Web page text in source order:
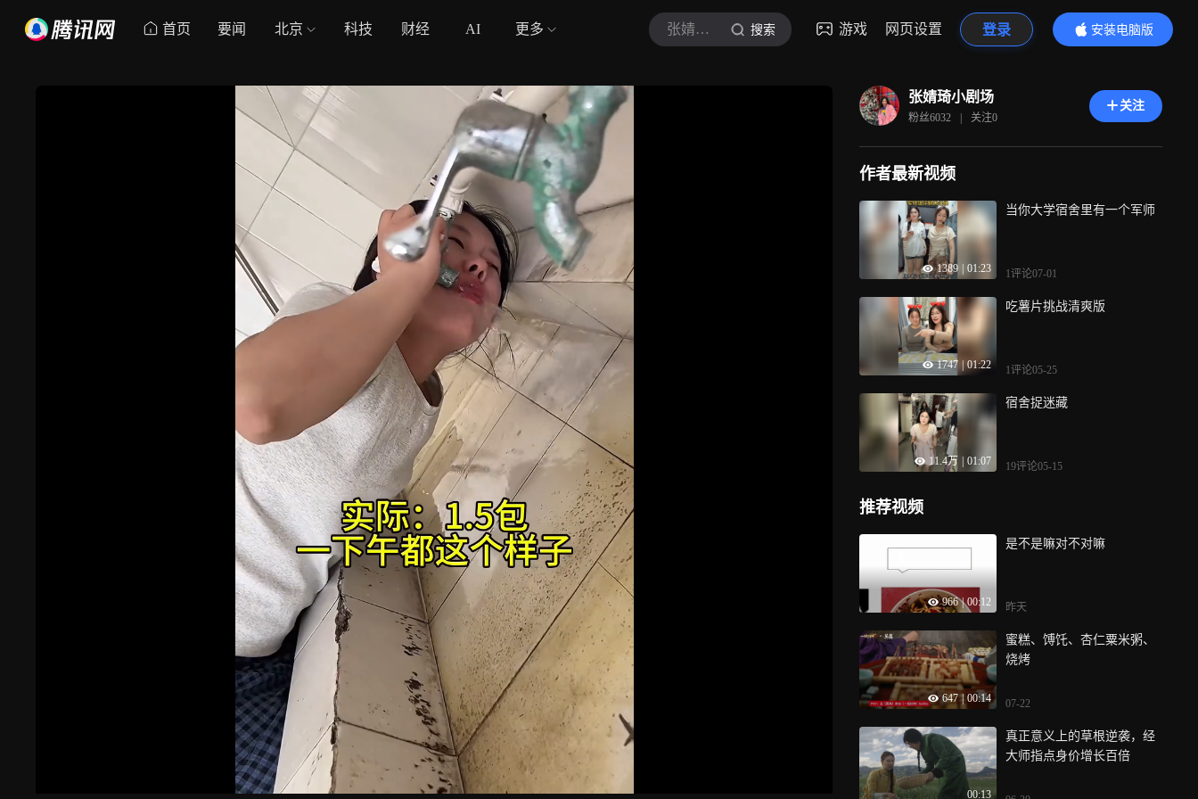
首页 要闻 北京 科技 财经 AI 更多 张婧琦小剧场 搜索 游戏 网页设置 登录
安装电脑版
内容更精彩
张婧琦小剧场
粉丝6032 | 关注0
关注
作者最新视频
1389 01:23
当你大学宿舍里有一个军师
1评论07-01
1747 01:22
吃薯片挑战清爽版
1评论05-25
11.4万 01:07
宿舍捉迷藏
19评论05-15
推荐视频
966 | 00:12
是不是嘛对不对嘛
昨天
647 | 00:14
蜜糕、馎饦、杏仁粟米粥、
烧烤
07-22
00:13
真正意义上的草根逆袭，经
大师指点身价增长百倍